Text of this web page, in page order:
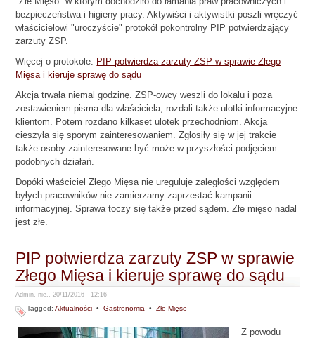
bezpieczeństwa i higieny pracy. Aktywiści i aktywistki poszli wręczyć
właścicielowi "uroczyście" protokół pokontrolny PIP potwierdzający
zarzuty ZSP.
Więcej o protokole: PIP potwierdza zarzuty ZSP w sprawie Złego
Mięsa i kieruje sprawę do sądu
Akcja trwała niemal godzinę. ZSP-owcy weszli do lokalu i poza
zostawieniem pisma dla właściciela, rozdali także ulotki informacyjne
klientom. Potem rozdano kilkaset ulotek przechodniom. Akcja
cieszyła się sporym zainteresowaniem. Zgłosiły się w jej trakcie
także osoby zainteresowane być może w przyszłości podjęciem
podobnych działań.
Dopóki właściciel Złego Mięsa nie ureguluje zaległości względem
byłych pracowników nie zamierzamy zaprzestać kampanii
informacyjnej. Sprawa toczy się także przed sądem. Złe mięso nadal
jest złe.
PIP potwierdza zarzuty ZSP w sprawie
Złego Mięsa i kieruje sprawę do sądu
Admin, nie., 20/11/2016 - 12:16
Tagged:Aktualności •Gastronomia •Złe Mięso
Z powodu